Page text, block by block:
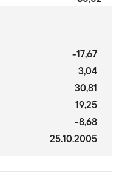
-17,67
3,04
30,81
19,25
-8,68
25.10.2005